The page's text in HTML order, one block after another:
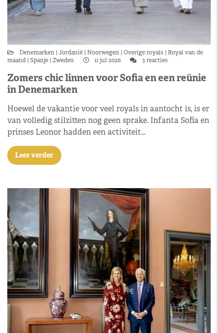
Denemarken Jordanië Noorwegen Overige royals
Royal van de
maand Spanje Zweden 11 jul 2026 3 reacties
Zomers chic linnen voor Sofia en een reünie
in Denemarken
Hoewel de vakantie voor veel royals in aantocht is, is er
van volledig stilzitten nog geen sprake. Infanta Sofía en
prinses Leonor hadden een activiteit…
Lees verder